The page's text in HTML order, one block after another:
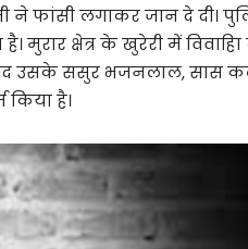
ने फांसी लगाकर जान दे दी।
क्षेत्र के खुरेरी में विवाहिा
उसके ससुर भजनलाल, सास
है।